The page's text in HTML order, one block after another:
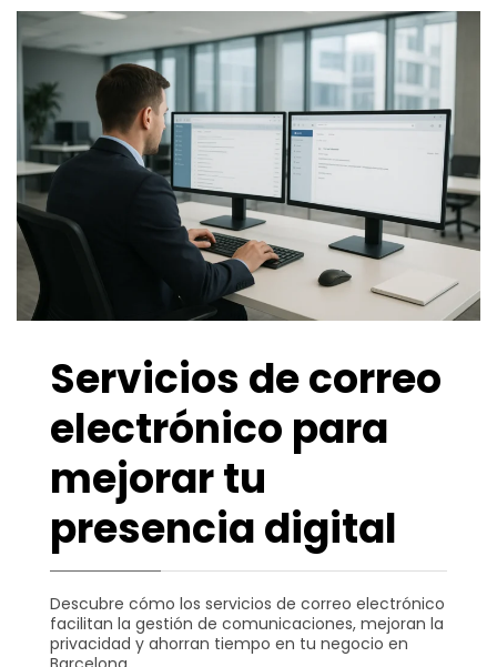
Servicios de correo
electrónico para
mejorar tu
presencia digital
Descubre cómo los servicios de correo electrónico
facilitan la gestión de comunicaciones, mejoran la
privacidad y ahorran tiempo en tu negocio en